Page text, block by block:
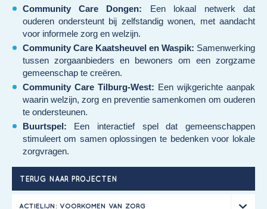
Community Care Dongen: Een lokaal netwerk dat
ouderen ondersteunt bij zelfstandig wonen, met aandacht
voor informele zorg en welzijn.
Community Care Kaatsheuvel en Waspik: Samenwerking
tussen zorgaanbieders en bewoners om een zorgzame
gemeenschap te creëren.
Community Care Tilburg-West: Een wijkgerichte aanpak
waarin welzijn, zorg en preventie samenkomen om ouderen
te ondersteunen.
Buurtspel: Een interactief spel dat gemeenschappen
stimuleert om samen oplossingen te bedenken voor lokale
zorgvragen.
TERUG NAAR PROJECTEN
ACTIELIJN: VOORKOMEN VAN ZORG